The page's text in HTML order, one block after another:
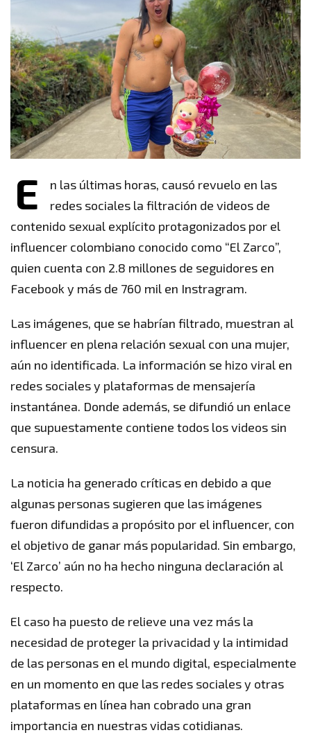
E
n las últimas horas, causó revuelo en las
redes sociales la filtración de videos de
contenido sexual explícito protagonizados por el
influencer colombiano conocido como “El Zarco”,
quien cuenta con 2.8 millones de seguidores en
Facebook y más de 760 mil en Instragram.
Las imágenes, que se habrían filtrado, muestran al
influencer en plena relación sexual con una mujer,
aún no identificada. La información se hizo viral en
redes sociales y plataformas de mensajería
instantánea. Donde además, se difundió un enlace
que supuestamente contiene todos los videos sin
censura.
La noticia ha generado críticas en debido a que
algunas personas sugieren que las imágenes
fueron difundidas a propósito por el influencer, con
el objetivo de ganar más popularidad. Sin embargo,
‘El Zarco’ aún no ha hecho ninguna declaración al
respecto.
El caso ha puesto de relieve una vez más la
necesidad de proteger la privacidad y la intimidad
de las personas en el mundo digital, especialmente
en un momento en que las redes sociales y otras
plataformas en línea han cobrado una gran
importancia en nuestras vidas cotidianas.